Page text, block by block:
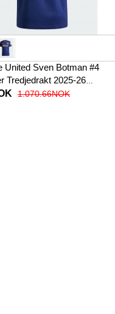
United Sven Botman #4
Tredjedrakt 2025-26
1.070.66NOK